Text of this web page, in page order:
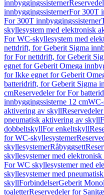
innbyggingssisterner
innbyggingssisternerFor 300T
For 300T innbyggingssisterner
skyllesystem med elektronisk
For WC-skyllesystem med
nettdrift, for Geberit Sigma
for For nettdrift, for Geberit
egnet for Geberit Omega
for Ikke egnet for Geberit
batteridrift, for Geberit Sigma
cmReservedeler for For
innbyggingssisterne 12 cmWC-
aktivering av skyll
pneumatisk aktivering av skyll
dobbeltskyllFor enkeltskyll
for WC-skyllesystemer
skyllesystemerRåbyggsett
skyllesystemer med
For WC skyllesystemer med
skyllesystemer med
skyllForbindelserGeberit
toaletterReservedeler for